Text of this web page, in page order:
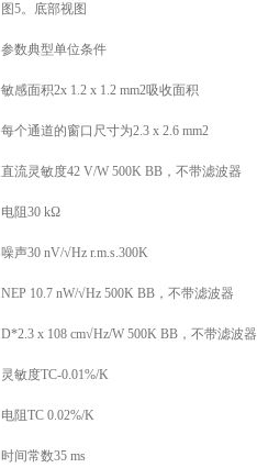
图5。底部视图
参数典型单位条件
敏感面积2x 1.2 x 1.2 mm2吸收面积
每个通道的窗口尺寸为2.3 x 2.6 mm2
直流灵敏度42 V/W 500K BB，不带滤波器
电阻30 kΩ
噪声30 nV/√Hz r.m.s.300K
NEP 10.7 nW/√Hz 500K BB，不带滤波器
D*2.3 x 108 cm√Hz/W 500K BB，不带滤波器
灵敏度TC-0.01%/K
电阻TC 0.02%/K
时间常数35 ms